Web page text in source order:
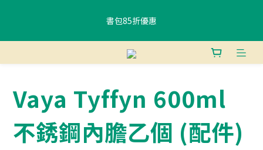
書包85折優惠
書包85折優惠
購物滿$400香港免運費 、滿$800澳門免運費
使用FPS或銀行轉賬付款滿 HK$400，即可獲贈免費午餐袋一個 (隨
書包85折優惠
Vaya Tyffyn 600ml
不銹鋼內膽乙個 (配件)